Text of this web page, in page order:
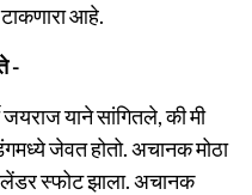
आहे.
-
जयराज याने सांगितले, की मी
जेवत होतो. अचानक मोठा
स्फोट झाला. अचानक